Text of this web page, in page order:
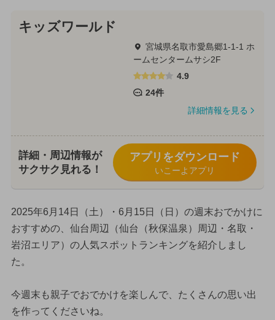
キッズワールド
宮城県名取市愛島郷1-1-1 ホ
ームセンタームサシ2F
4.9
24件
詳細情報を見る
詳細・周辺情報が
サクサク見れる！
アプリをダウンロード
いこーよアプリ
2025年6月14日（土）・6月15日（日）の週末おでかけに
おすすめの、仙台周辺（仙台（秋保温泉）周辺・名取・
岩沼エリア）の人気スポットランキングを紹介しまし
た。
今週末も親子でおでかけを楽しんで、たくさんの思い出
を作ってくださいね。